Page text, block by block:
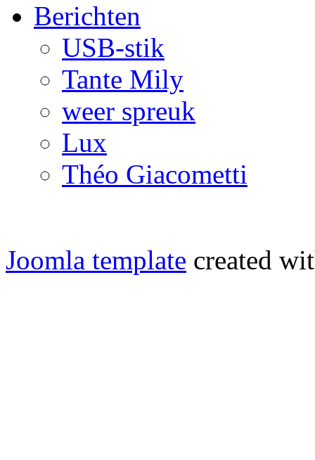
Berichten
USB-stik
Tante Mily
weer spreuk
Lux
Théo Giacometti
Joomla template created